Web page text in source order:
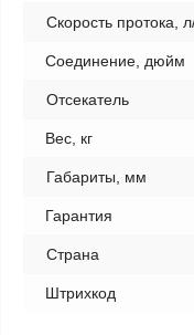
Скорость протока,
Соединение, дюйм
Отсекатель
Вес, кг
Габариты, мм
Гарантия
Страна
Штрихкод